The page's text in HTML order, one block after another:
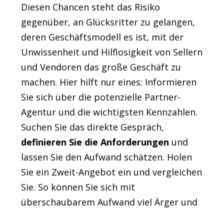
Diesen Chancen steht das Risiko
gegenüber, an Glücksritter zu gelangen,
deren Geschäftsmodell es ist, mit der
Unwissenheit und Hilflosigkeit von Sellern
und Vendoren das große Geschäft zu
machen. Hier hilft nur eines: Informieren
Sie sich über die potenzielle Partner-
Agentur und die wichtigsten Kennzahlen.
Suchen Sie das direkte Gespräch,
definieren Sie die Anforderungen und
lassen Sie den Aufwand schätzen. Holen
Sie ein Zweit-Angebot ein und vergleichen
Sie. So können Sie sich mit
überschaubarem Aufwand viel Ärger und